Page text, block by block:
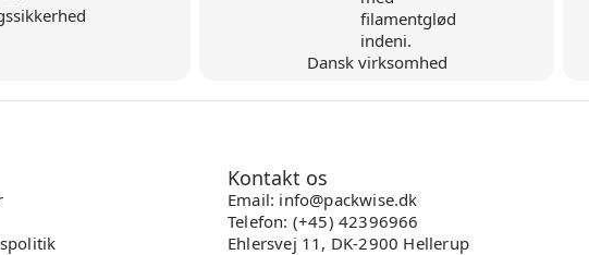
Dansk virksomhed
Kontakt os
Email: info@packwise.dk
Telefon: (+45) 42396966
Ehlersvej 11, DK-2900 Hellerup